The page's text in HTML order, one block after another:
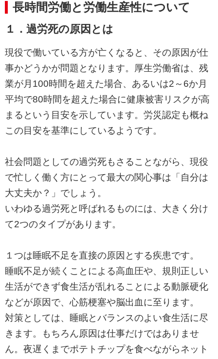
長時間労働と労働生産性について
１．過労死の原因とは
現役で働いている方が亡くなると、 その原因が仕
事かどうかが問題となります。厚生労働省は、残
業が月100時間を超えた場合、あるいは2～ 6か月
平均で80時間を超えた場合に健康被害リスクが高
まるという目安を示しています。労災認定も概ね
この目安を基準にしているようです。
社会問題としての過労死もさることながら、 現役
で忙しく働く方にとって最大の関心事は「自分は
大丈夫か？」でしょう。
いわゆる過労死と呼ばれるものには、 大きく分け
て2つのタイプがあります。
１つは睡眠不足を直接の原因とする疾患です。
睡眠不足が続くことによる高血圧や、 規則正しい
生活ができず食生活が乱れることによる動脈硬化
などが原因で、心筋梗塞や脳出血に至ります。
対策としては、睡眠とバランスのよい食生活に尽
きます。もちろん原因は仕事だけではありませ
ん。 夜遅くまでポテトチップを食べながらネット